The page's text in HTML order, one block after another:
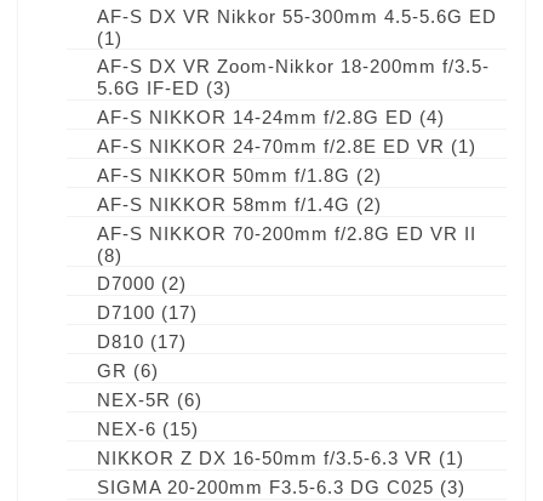
AF-S DX VR Nikkor 55-300mm 4.5-5.6G ED
(1)
AF-S DX VR Zoom-Nikkor 18-200mm f/3.5-
5.6G IF-ED (3)
AF-S NIKKOR 14-24mm f/2.8G ED (4)
AF-S NIKKOR 24-70mm f/2.8E ED VR (1)
AF-S NIKKOR 50mm f/1.8G (2)
AF-S NIKKOR 58mm f/1.4G (2)
AF-S NIKKOR 70-200mm f/2.8G ED VR II
(8)
D7000 (2)
D7100 (17)
D810 (17)
GR (6)
NEX-5R (6)
NEX-6 (15)
NIKKOR Z DX 16-50mm f/3.5-6.3 VR (1)
SIGMA 20-200mm F3.5-6.3 DG C025 (3)